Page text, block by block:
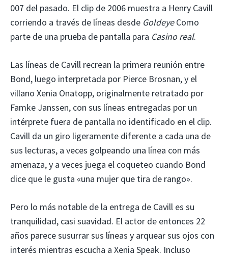
007 del pasado. El clip de 2006 muestra a Henry Cavill
corriendo a través de líneas desde GoldeyeComo
parte de una prueba de pantalla para Casino real.
Las líneas de Cavill recrean la primera reunión entre
Bond, luego interpretada por Pierce Brosnan, y el
villano Xenia Onatopp, originalmente retratado por
Famke Janssen, con sus líneas entregadas por un
intérprete fuera de pantalla no identificado en el clip.
Cavill da un giro ligeramente diferente a cada una de
sus lecturas, a veces golpeando una línea con más
amenaza, y a veces juega el coqueteo cuando Bond
dice que le gusta «una mujer que tira de rango».
Pero lo más notable de la entrega de Cavill es su
tranquilidad, casi suavidad. El actor de entonces 22
años parece susurrar sus líneas y arquear sus ojos con
interés mientras escucha a Xenia Speak. Incluso